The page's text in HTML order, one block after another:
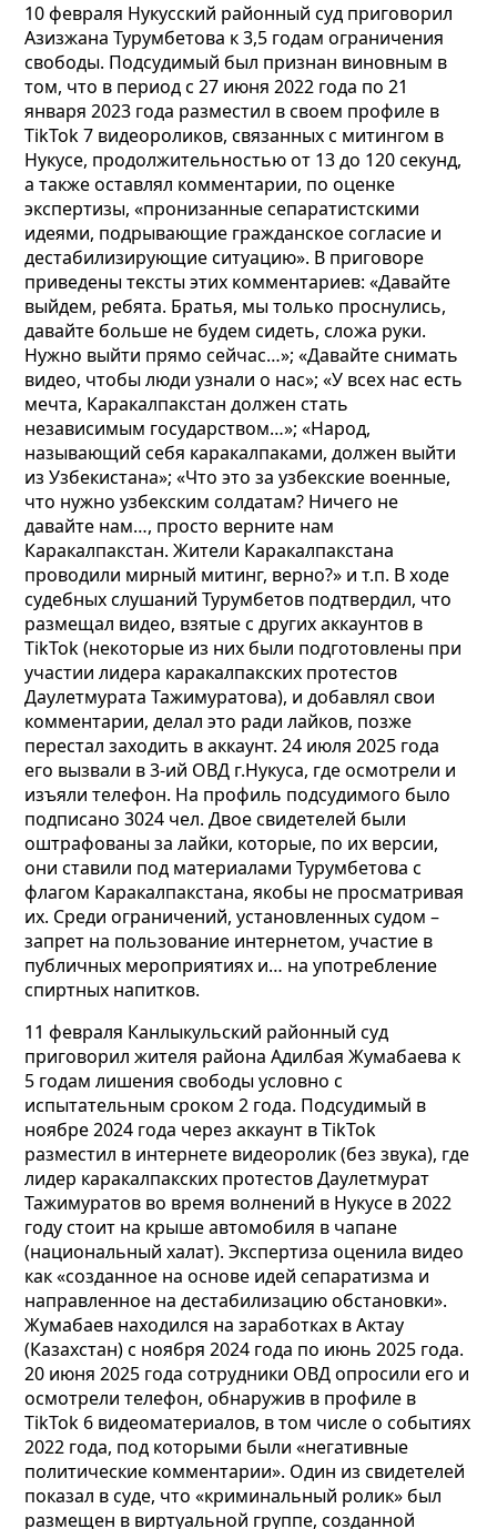
10 февраля Нукусский районный суд приговорил
Азизжана Турумбетова к 3,5 годам ограничения
свободы. Подсудимый был признан виновным в
том, что в период с 27 июня 2022 года по 21
января 2023 года разместил в своем профиле в
TikTok 7 видеороликов, связанных с митингом в
Нукусе, продолжительностью от 13 до 120 секунд,
а также оставлял комментарии, по оценке
экспертизы, «пронизанные сепаратистскими
идеями, подрывающие гражданское согласие и
дестабилизирующие ситуацию». В приговоре
приведены тексты этих комментариев: «Давайте
выйдем, ребята. Братья, мы только проснулись,
давайте больше не будем сидеть, сложа руки.
Нужно выйти прямо сейчас…»; «Давайте снимать
видео, чтобы люди узнали о нас»; «У всех нас есть
мечта, Каракалпакстан должен стать
независимым государством…»; «Народ,
называющий себя каракалпаками, должен выйти
из Узбекистана»; «Что это за узбекские военные,
что нужно узбекским солдатам? Ничего не
давайте нам…, просто верните нам
Каракалпакстан. Жители Каракалпакстана
проводили мирный митинг, верно?» и т.п. В ходе
судебных слушаний Турумбетов подтвердил, что
размещал видео, взятые с других аккаунтов в
TikTok (некоторые из них были подготовлены при
участии лидера каракалпакских протестов
Даулетмурата Тажимуратова), и добавлял свои
комментарии, делал это ради лайков, позже
перестал заходить в аккаунт. 24 июля 2025 года
его вызвали в 3-ий ОВД г.Нукуса, где осмотрели и
изъяли телефон. На профиль подсудимого было
подписано 3024 чел. Двое свидетелей были
оштрафованы за лайки, которые, по их версии,
они ставили под материалами Турумбетова с
флагом Каракалпакстана, якобы не просматривая
их. Среди ограничений, установленных судом –
запрет на пользование интернетом, участие в
публичных мероприятиях и… на употребление
спиртных напитков.
11 февраля Канлыкульский районный суд
приговорил жителя района Адилбая Жумабаева к
5 годам лишения свободы условно с
испытательным сроком 2 года. Подсудимый в
ноябре 2024 года через аккаунт в TikTok
разместил в интернете видеоролик (без звука), где
лидер каракалпакских протестов Даулетмурат
Тажимуратов во время волнений в Нукусе в 2022
году стоит на крыше автомобиля в чапане
(национальный халат). Экспертиза оценила видео
как «созданное на основе идей сепаратизма и
направленное на дестабилизацию обстановки».
Жумабаев находился на заработках в Актау
(Казахстан) с ноября 2024 года по июнь 2025 года.
20 июня 2025 года сотрудники ОВД опросили его и
осмотрели телефон, обнаружив в профиле в
TikTok 6 видеоматериалов, в том числе о событиях
2022 года, под которыми были «негативные
политические комментарии». Один из свидетелей
показал в суде, что «криминальный ролик» был
размещен в виртуальной группе, созданной